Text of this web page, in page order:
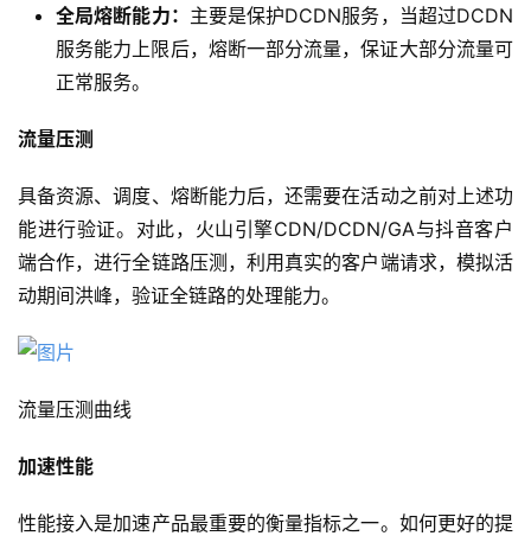
公
全局熔断能力： 主要是保护DCDN服务，当超过DCDN
服务能力上限后，熔断一部分流量，保证大部分流量可
正常服务。
流量压测
具备资源、调度、熔断能力后，还需要在活动之前对上述功
能进行验证。对此，火山引擎CDN/DCDN/GA与抖音客户
端合作，进行全链路压测，利用真实的客户端请求，模拟活
动期间洪峰，验证全链路的处理能力。
流量压测曲线
加速性能
性能接入是加速产品最重要的衡量指标之一。如何更好的提